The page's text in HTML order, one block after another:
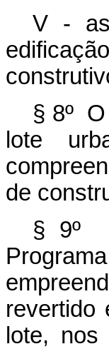
V -
§ 8º
lote
de
§ 9º
revertido
lote,